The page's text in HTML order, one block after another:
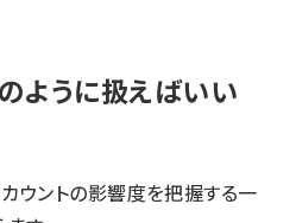
ように扱えばいい
ントの影響度を把握する一